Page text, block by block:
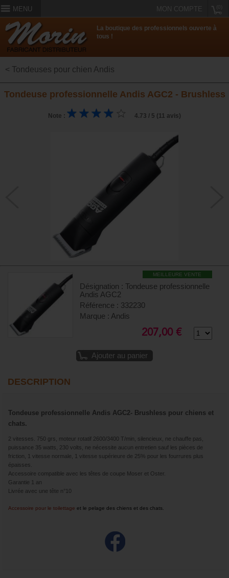
MENU MON COMPTE
La boutique des professionnels ouverte à
tous !
< Tondeuses pour chien Andis
Tondeuse professionnelle Andis AGC2 - Brushless
Note : 4.73 / 5 (11 avis)
MEILLEURE VENTE
Désignation : Tondeuse professionnelle
Andis AGC2
Référence : 332230
Marque : Andis
207,00 €
Ajouter au panier
DESCRIPTION
Tondeuse professionnelle Andis AGC2- Brushless pour chiens et
chats.
2 vitesses. 750 grs, moteur rotatif 2600/3400 T/min, silencieux, ne chauffe pas,
puissance 35 watts, 230 volts, ne nécessite aucun entretien sauf les pièces de
friction, 1 vitesse normale, 1 vitesse supérieure de 25% pour les fourrures plus
épaisses.
Accessoire compatible avec les têtes de coupe Moser et Oster.
Garantie 1 an
Livrée avec une tête n°10
Accessoire pour le toilettage et le pelage des chiens et des chats.